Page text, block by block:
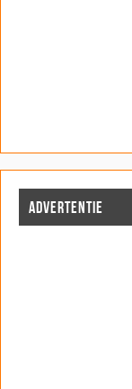
ADVERTENTIE